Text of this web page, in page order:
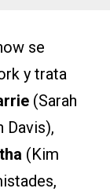
se
y trata
(Sarah
Davis),
(Kim